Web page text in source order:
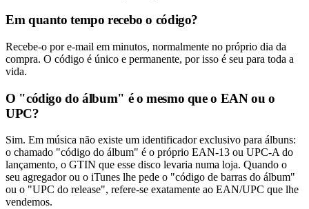
Em quanto tempo recebo o código?
Recebe-o por e-mail em minutos, normalmente no próprio dia da
compra. O código é único e permanente, por isso é seu para toda a
vida.
O "código do álbum" é o mesmo que o EAN ou o
UPC?
Sim. Em música não existe um identificador exclusivo para álbuns:
o chamado "código do álbum" é o próprio EAN-13 ou UPC-A do
lançamento, o GTIN que esse disco levaria numa loja. Quando o
seu agregador ou o iTunes lhe pede o "código de barras do álbum"
ou o "UPC do release", refere-se exatamente ao EAN/UPC que lhe
vendemos.